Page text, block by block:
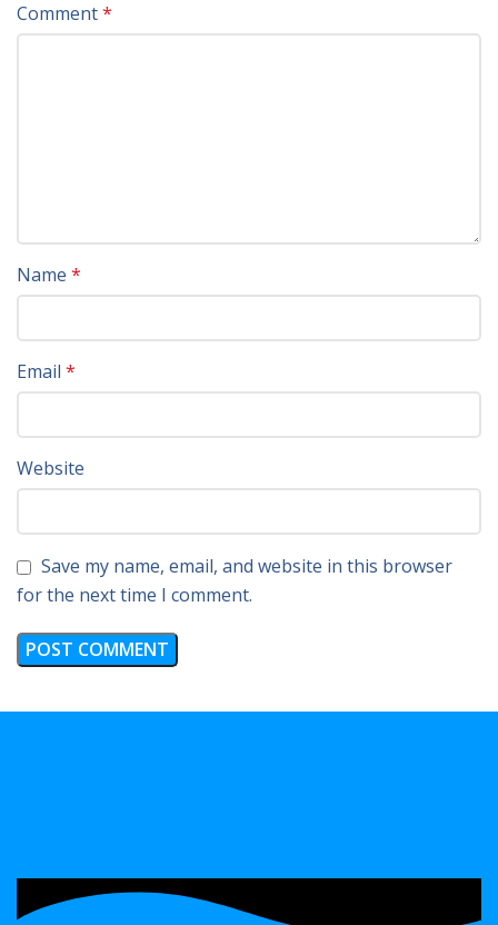
Comment*
Name *
Email *
Website
Save my name, email, and website in this browser
for the next time I comment.